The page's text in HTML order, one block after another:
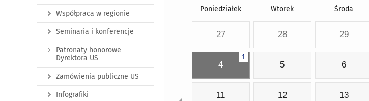
Poniedziałek Wtorek Środa
27 28 29
1
4 5 6
11 12 13
Współpraca w regionie
Seminaria i konferencje
Patronaty honorowe
Dyrektora US
Zamówienia publiczne US
Infografiki